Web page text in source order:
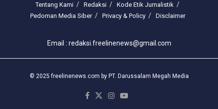
Tentang Kami Redaksi
Kode Etik Jurnalistik
Pedoman Media Siber
Privacy & Policy Disclaimer
Email : redaksi.freelinenews@gmail.com
© 2025 freelinenews.com by PT. Darussalam Megah Media